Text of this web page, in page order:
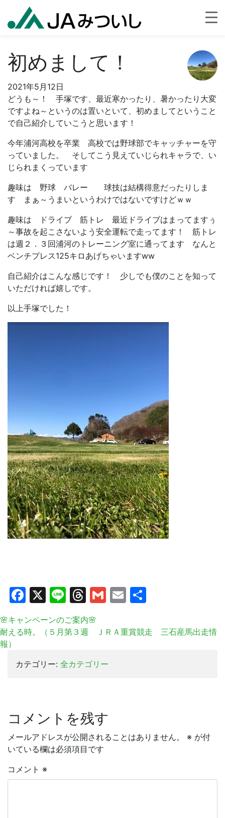
初めまして！
2021年5月12日
どうも～！ 手塚です、最近寒かったり、暑かったり大変
ですよね～というのは置いといて、初めましてということ
で自己紹介していこうと思います！
今年浦河高校を卒業 高校では野球部でキャッチャーを守
っていました。 そしてこう見えていじられキャラで、い
じられまくっています
趣味は 野球 バレー 球技は結構得意だったりしま
す まぁ～うまいというわけではないですけどｗｗ
趣味は ドライブ 筋トレ 最近ドライブはまってますぅ
～事故を起こさないよう安全運転で走ってます！ 筋トレ
は週２．３回浦河のトレーニング室に通ってます なんと
ベンチプレス125キロあげちゃいますww
自己紹介はこんな感じです！ 少しでも僕のことを知って
いただければ嬉しです。
以上手塚でした！
Facebook
X LineThreads
Gmail
Email
🌸キャンペーンのご案内🌸
耐える時。（５月第３週 ＪＲＡ重賞競走 三石産馬出走情
報）
カテゴリー: 全カテゴリー
コメントを残す
メールアドレスが公開されることはありません。 ※ が付
いている欄は必須項目です
コメント ※